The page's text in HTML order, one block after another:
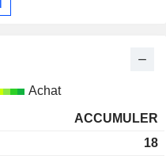
Achat
ACCUMULER
18